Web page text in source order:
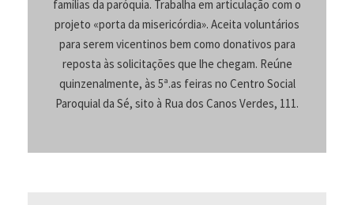
famílias da paróquia. Trabalha em articulação com o
projeto «porta da misericórdia». Aceita voluntários
para serem vicentinos bem como donativos para
reposta às solicitações que lhe chegam. Reúne
quinzenalmente, às 5ª.as feiras no Centro Social
Paroquial da Sé, sito à Rua dos Canos Verdes, 111.